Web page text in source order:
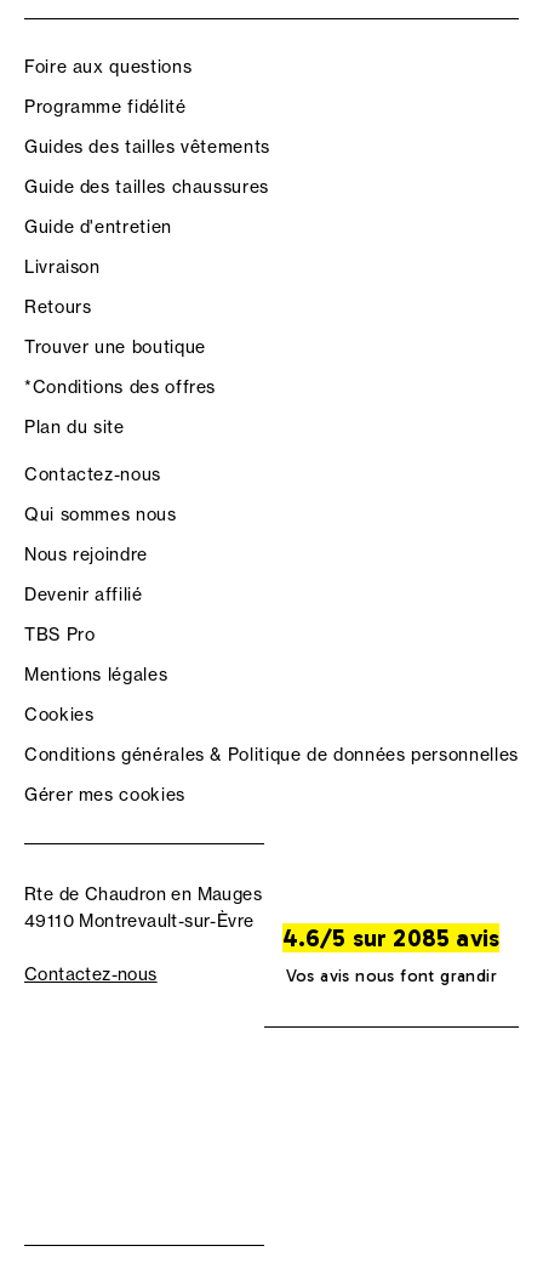
Foire aux questions
Programme fidélité
Guides des tailles vêtements
Guide des tailles chaussures
Guide d'entretien
Livraison
Retours
Trouver une boutique
*Conditions des offres
Plan du site
Contactez-nous
Qui sommes nous
Nous rejoindre
Devenir affilié
TBS Pro
Mentions légales
Cookies
Conditions générales & Politique de données personnelles
Gérer mes cookies
Rte de Chaudron en Mauges
49110 Montrevault-sur-Èvre
Contactez-nous
4.6/5 sur 2085 avis
Vos avis nous font grandir